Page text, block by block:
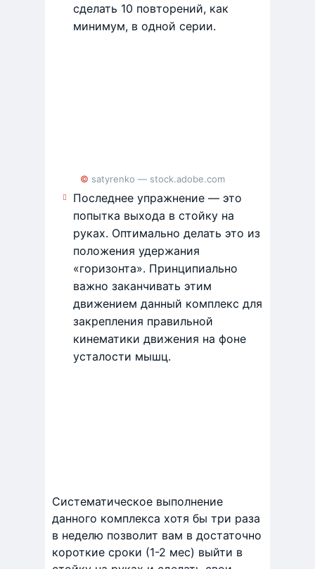
сделать 10 повторений, как
минимум, в одной серии.
© satyrenko — stock.adobe.com
Последнее упражнение — это
попытка выхода в стойку на
руках. Оптимально делать это из
положения удержания
«горизонта». Принципиально
важно заканчивать этим
движением данный комплекс для
закрепления правильной
кинематики движения на фоне
усталости мышц.
Систематическое выполнение
данного комплекса хотя бы три раза
в неделю позволит вам в достаточно
короткие сроки (1-2 мес) выйти в